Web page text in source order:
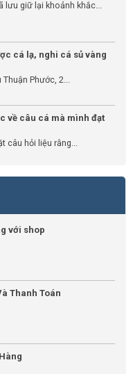
lưu giữ lại khoảnh khắc...
cá lạ, nghi cá sủ vàng
Phước, 2...
về câu cá mà mình đạt
câu hỏi liệu rằng...
với shop
Thanh Toán